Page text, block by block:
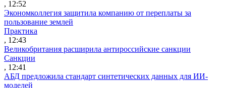
, 12:52
Экономколлегия защитила компанию от переплаты за
пользование землей
Практика
, 12:43
Великобритания расширила антироссийские санкции
Санкции
, 12:41
АБД предложила стандарт синтетических данных для ИИ-
моделей